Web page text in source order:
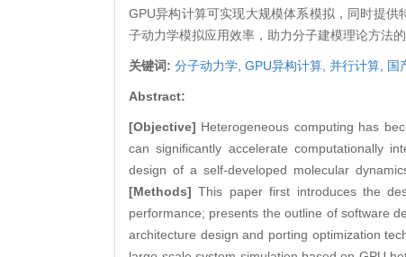
GPU异构计算可实现大规模体系模拟，同时提供
子动力学模拟应用效率，助力分子建模理论方法
关键词: 分子动力学, GPU异构计算, 并行计算, 国
Abstract:
[Objective] Heterogeneous computing has
can significantly accelerate computationally
design of a self-developed molecular
[Methods] This paper first introduces the
performance; presents the outline of software
architecture design and porting optimization